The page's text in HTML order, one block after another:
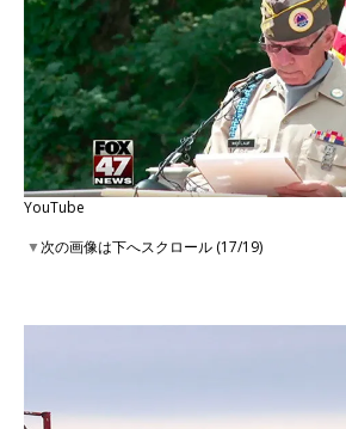
YouTube
▼次の画像は下へスクロール (17/19)